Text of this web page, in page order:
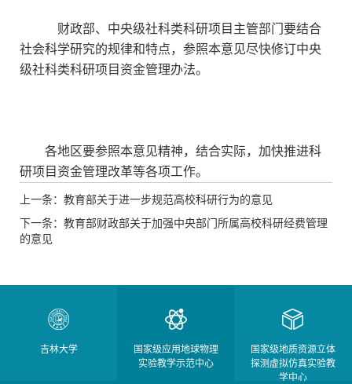
财政部、中央级社科类科研项目主管部门要结合
社会科学研究的规律和特点，参照本意见尽快修订中央
级社科类科研项目资金管理办法。
各地区要参照本意见精神，结合实际，加快推进科
研项目资金管理改革等各项工作。
上一条：教育部关于进一步规范高校科研行为的意见
下一条：教育部财政部关于加强中央部门所属高校科研经费管理
的意见
吉林大学
国家级应用地球物理
实验教学示范中心
国家级地质资源立体
探测虚拟仿真实验教
学中心